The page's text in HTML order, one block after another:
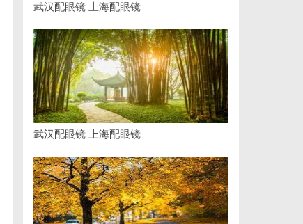
武汉配眼镜 上海配眼镜
武汉配眼镜 上海配眼镜